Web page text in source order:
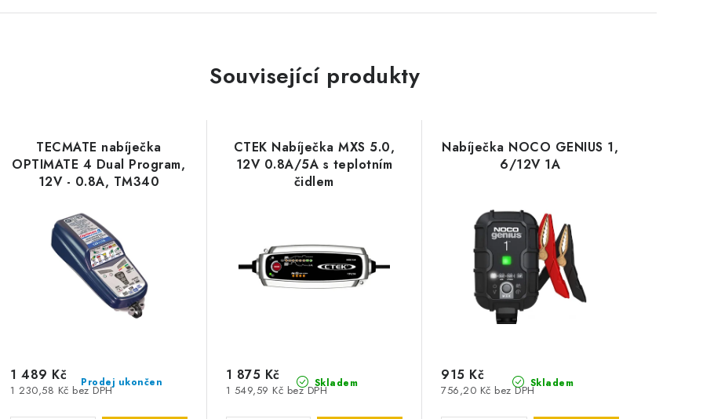
Související produkty
TECMATE nabíječka
OPTIMATE 4 Dual Program,
12V - 0.8A, TM340
Prodej ukončen
1 230,58 Kč bez DPH
1 489 Kč
CTEK Nabíječka MXS 5.0,
12V 0.8A/5A s teplotním
čidlem
Skladem
1 549,59 Kč bez DPH
1 875 Kč
Nabíječka NOCO GENIUS 1,
6/12V 1A
Skladem
756,20 Kč bez DPH
915 Kč